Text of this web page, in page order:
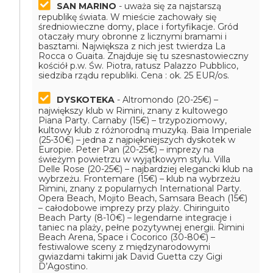
SAN MARINO - uważa się za najstarszą
republikę świata. W mieście zachowały się
średniowieczne domy, place i fortyfikacje. Gród
otaczały mury obronne z licznymi bramami i
basztami. Największa z nich jest twierdza La
Rocca o Guaita. Znajduje się tu szesnastowieczny
kościół p.w. Św. Piotra, ratusz Palazzo Pubblico,
siedziba rządu republiki. Cena : ok. 25 EUR/os.
DYSKOTEKA - Altromondo (20-25€) –
największy klub w Rimini, znany z kultowego
Piana Party. Carnaby (15€) – trzypoziomowy,
kultowy klub z różnorodną muzyką. Baia Imperiale
(25-30€) – jedna z najpiękniejszych dyskotek w
Europie. Peter Pan (20-25€) – imprezy na
świeżym powietrzu w wyjątkowym stylu. Villa
Delle Rose (20-25€) – najbardziej elegancki klub na
wybrzeżu. Frontemare (15€) – klub na wybrzeżu
Rimini, znany z popularnych International Party.
Opera Beach, Mojito Beach, Samsara Beach (15€)
– całodobowe imprezy przy plaży. Chiringuito
Beach Party (8-10€) – legendarne integracje i
taniec na plaży, pełne pozytywnej energii. Rimini
Beach Arena, Space i Cocorico (30-80€) –
festiwalowe sceny z międzynarodowymi
gwiazdami takimi jak David Guetta czy Gigi
D’Agostino.